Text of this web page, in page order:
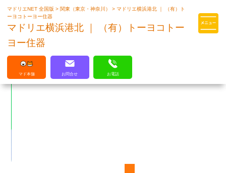
マドリエはLIXILの厳しい基準を
マドリエNET 全国版> 関東（東京・神奈川）>マドリエ横浜港北 ｜ （有）ト
ーヨコトーヨー住器
マドリエ横浜港北 ｜ （有）トーヨコトー
ヨー住器
マド本舗 お問合せ お電話